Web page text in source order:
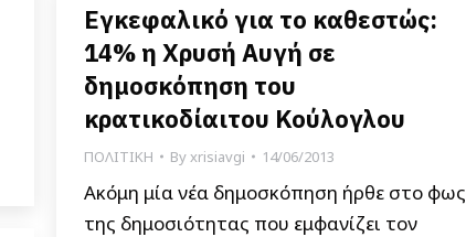
Εγκεφαλικό για το καθεστώς:
14% η Χρυσή Αυγή σε
δημοσκόπηση του
κρατικοδίαιτου Κούλογλου
ΠΟΛΙΤΙΚΗ Byxrisiavgi 14/06/2013
Ακόμη μία νέα δημοσκόπηση ήρθε στο φως
της δημοσιότητας που εμφανίζει τον